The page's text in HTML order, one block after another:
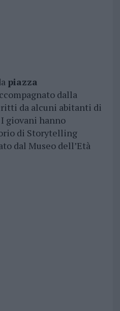
piazza
dalla
da alcuni abitanti di
giovani hanno
di Storytelling
dal Museo dell’Età